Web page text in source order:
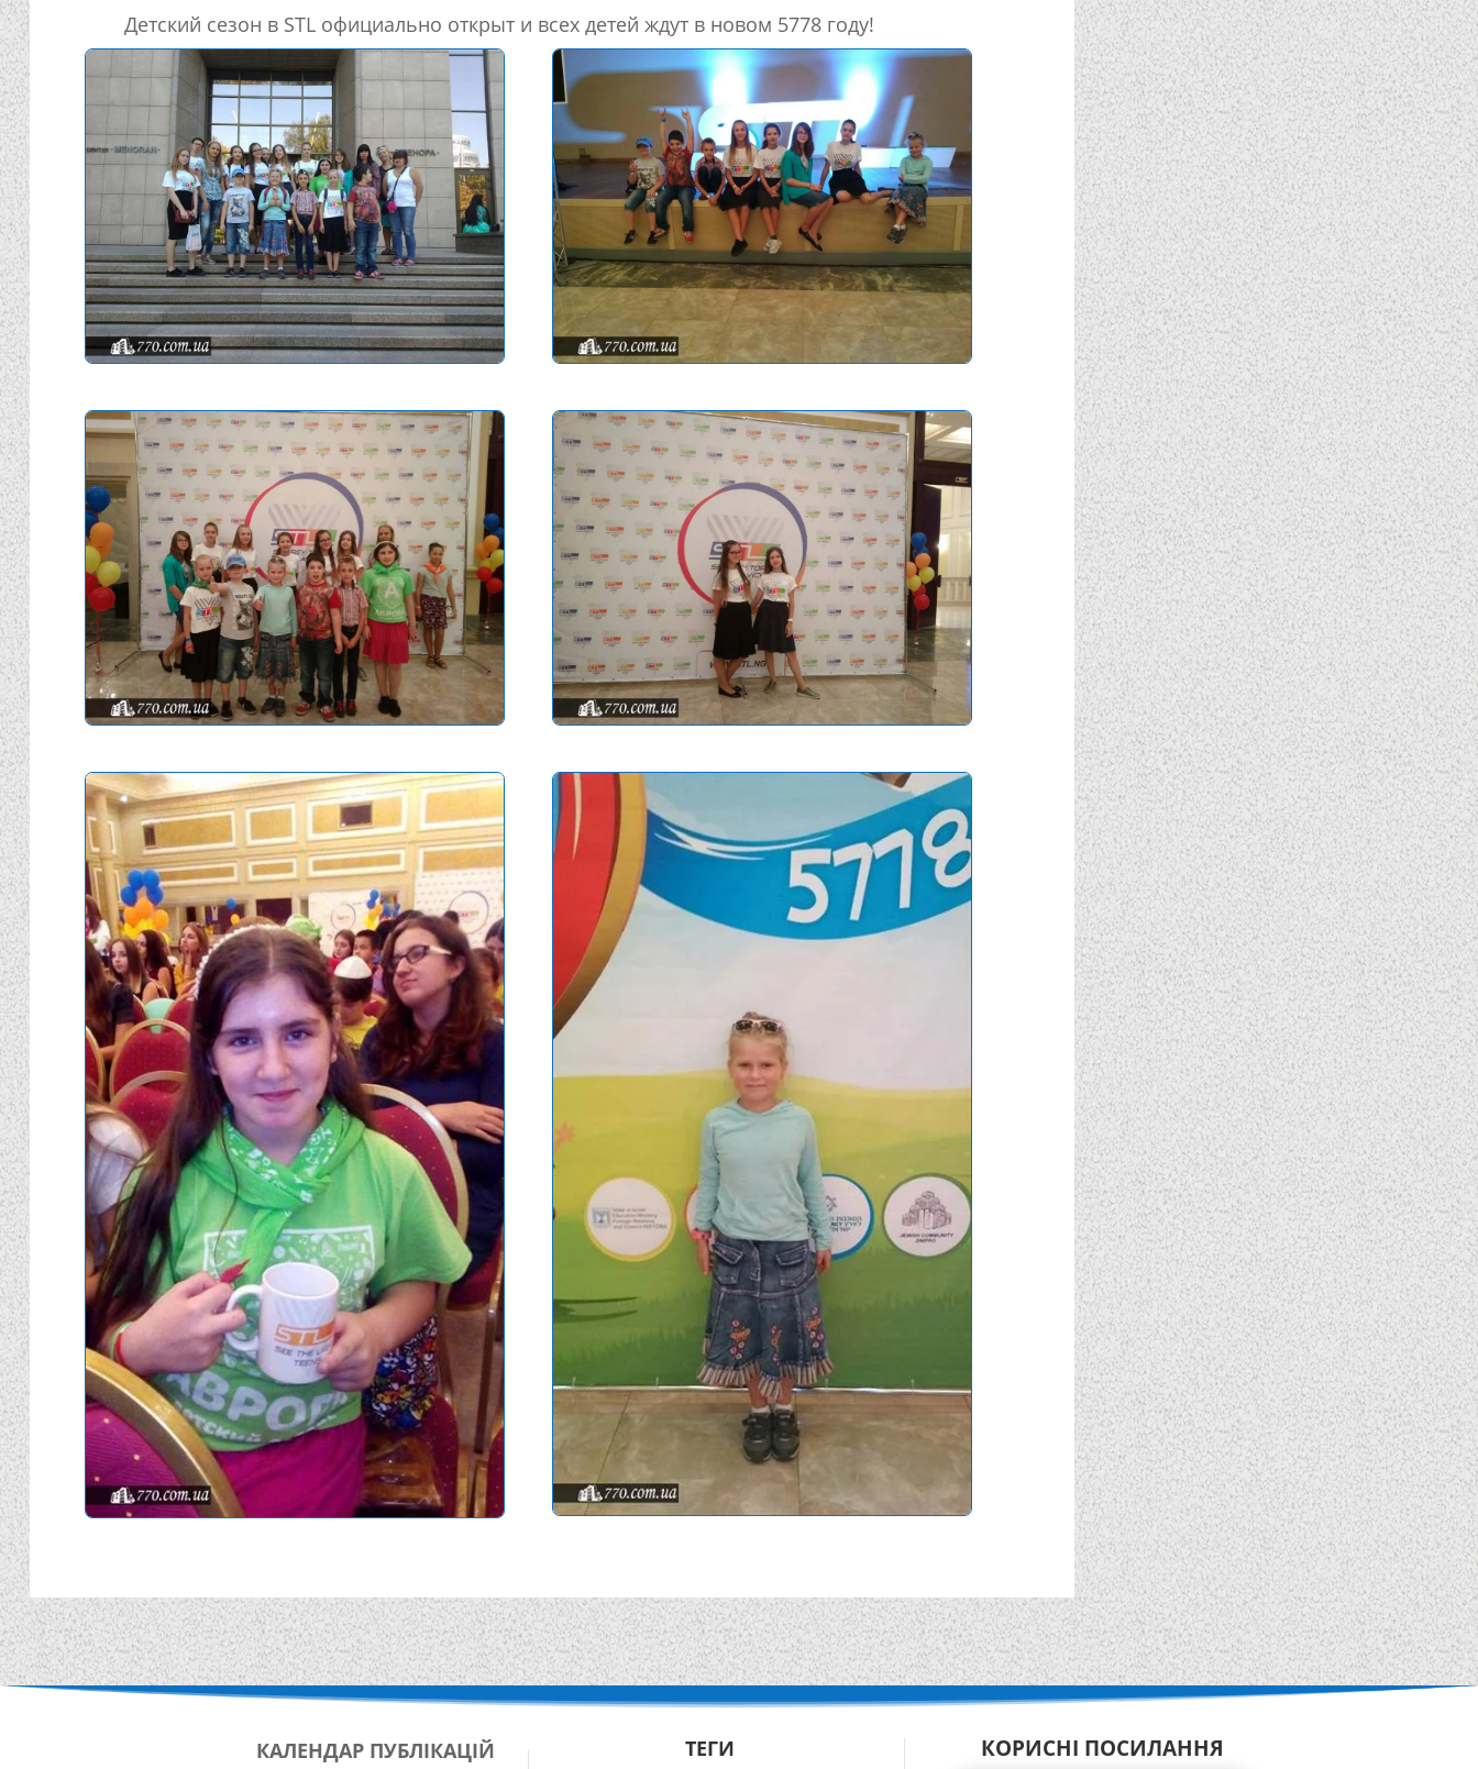
Детский сезон в STL официально открыт и всех детей ждут в новом 5778 году!
КАЛЕНДАР ПУБЛІКАЦІЙ ТЕГИ КОРИСНІ ПОСИЛАННЯ